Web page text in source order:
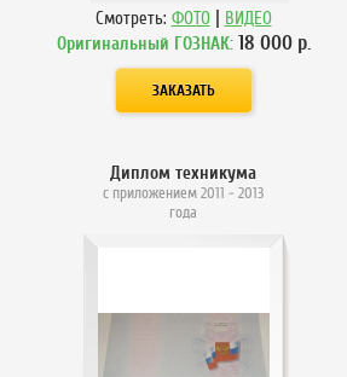
Смотреть: ФОТО | ВИДЕО
Оригинальный ГОЗНАК: 18 000р.
Диплом техникума
с приложением 2011 - 2013
года